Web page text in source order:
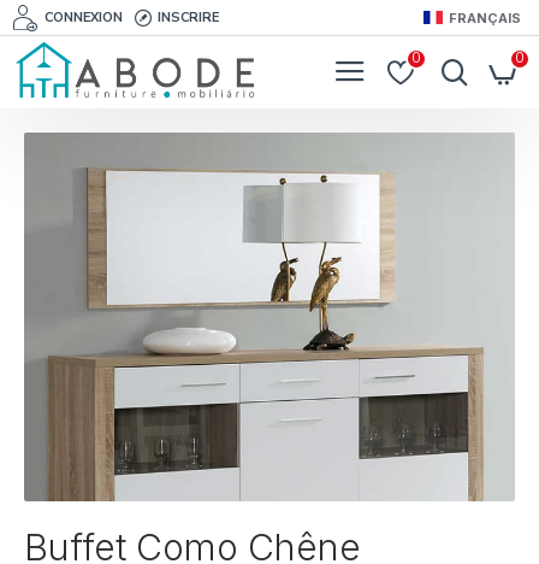
CONNEXION INSCRIRE FRANÇAIS
0 0
Buffet Como Chêne